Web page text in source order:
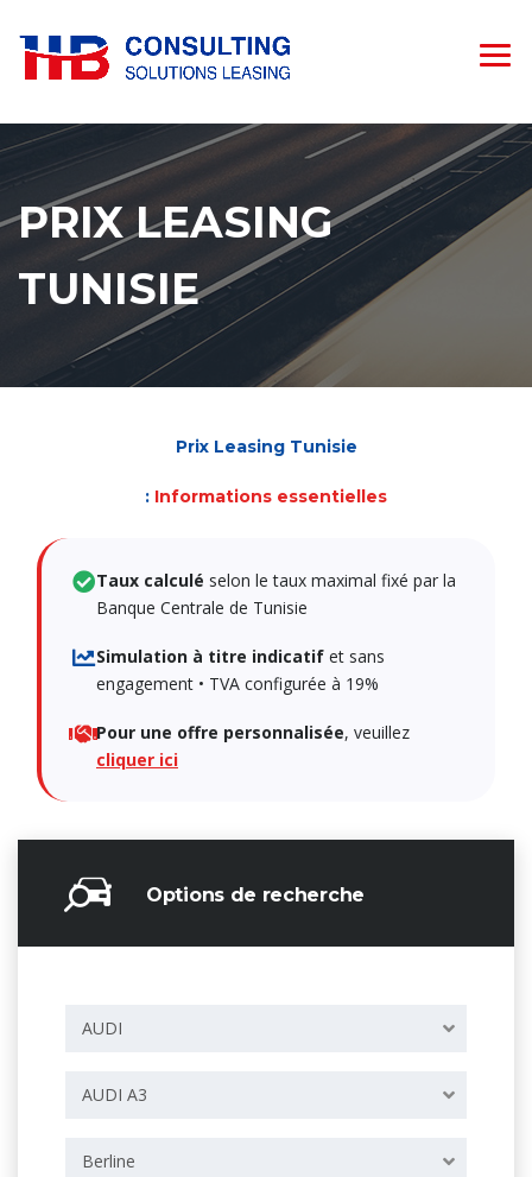
PRIX LEASING
TUNISIE
Prix Leasing Tunisie
: Informations essentielles
Taux calculé selon le taux maximal fixé par la
Banque Centrale de Tunisie
Simulation à titre indicatif et sans
engagement • TVA configurée à 19%
Pour une offre personnalisée, veuillez
cliquer ici
Options de recherche
AUDI
AUDI A3
Berline